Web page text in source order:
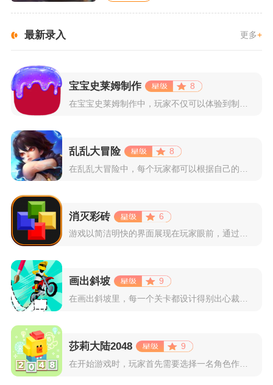
最新录入 更多+
宝宝史莱姆制作
8
乱乱大冒险
8
消灭彩砖
6
游戏以简洁明快的界面展现在玩家眼前，通过简单的滑动屏幕即可控...
画出斜坡
9
在画出斜坡里，每一个关卡都设计得别出心裁。玩家需要利用手指在...
莎莉大陆2048
9
在开始游戏时，玩家首先需要选择一名角色作为自己的代表，在神秘...